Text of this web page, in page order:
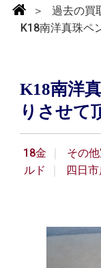
＞ 過去の買
K18南洋真珠
K18南洋
りさせて
18金 その
ルド
四日